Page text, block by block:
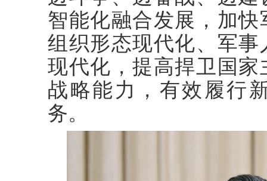
智能化融合发展，加
组织形态现代化、军
现代化，提高捍卫国
战略能力，有效履行
务。